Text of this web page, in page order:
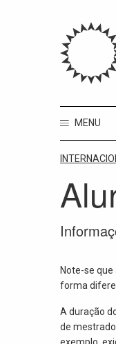
MENU
Note-se
forma
A duração
de
exemplo,